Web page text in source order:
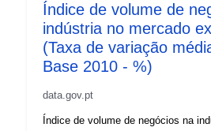
Índice de volume de
indústria no mercado
(Taxa de variação
Base 2010 - %)
data.gov.pt
Índice de volume de negócios na